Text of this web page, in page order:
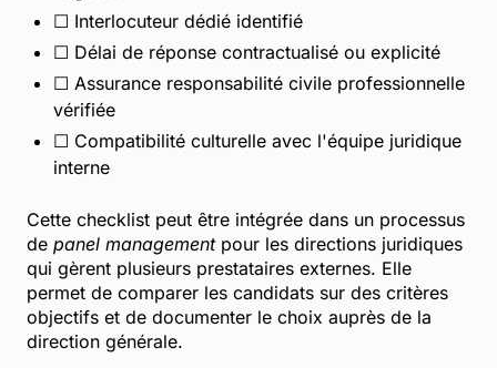
☐ Interlocuteur dédié identifié
☐ Délai de réponse contractualisé ou explicité
☐ Assurance responsabilité civile professionnelle
vérifiée
☐ Compatibilité culturelle avec l'équipe juridique
interne
Cette checklist peut être intégrée dans un processus
de panel managementpour les directions juridiques
qui gèrent plusieurs prestataires externes. Elle
permet de comparer les candidats sur des critères
objectifs et de documenter le choix auprès de la
direction générale.